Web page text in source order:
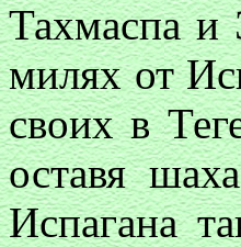
Тахмаспа и
милях от
своих в
оставя
Испагана